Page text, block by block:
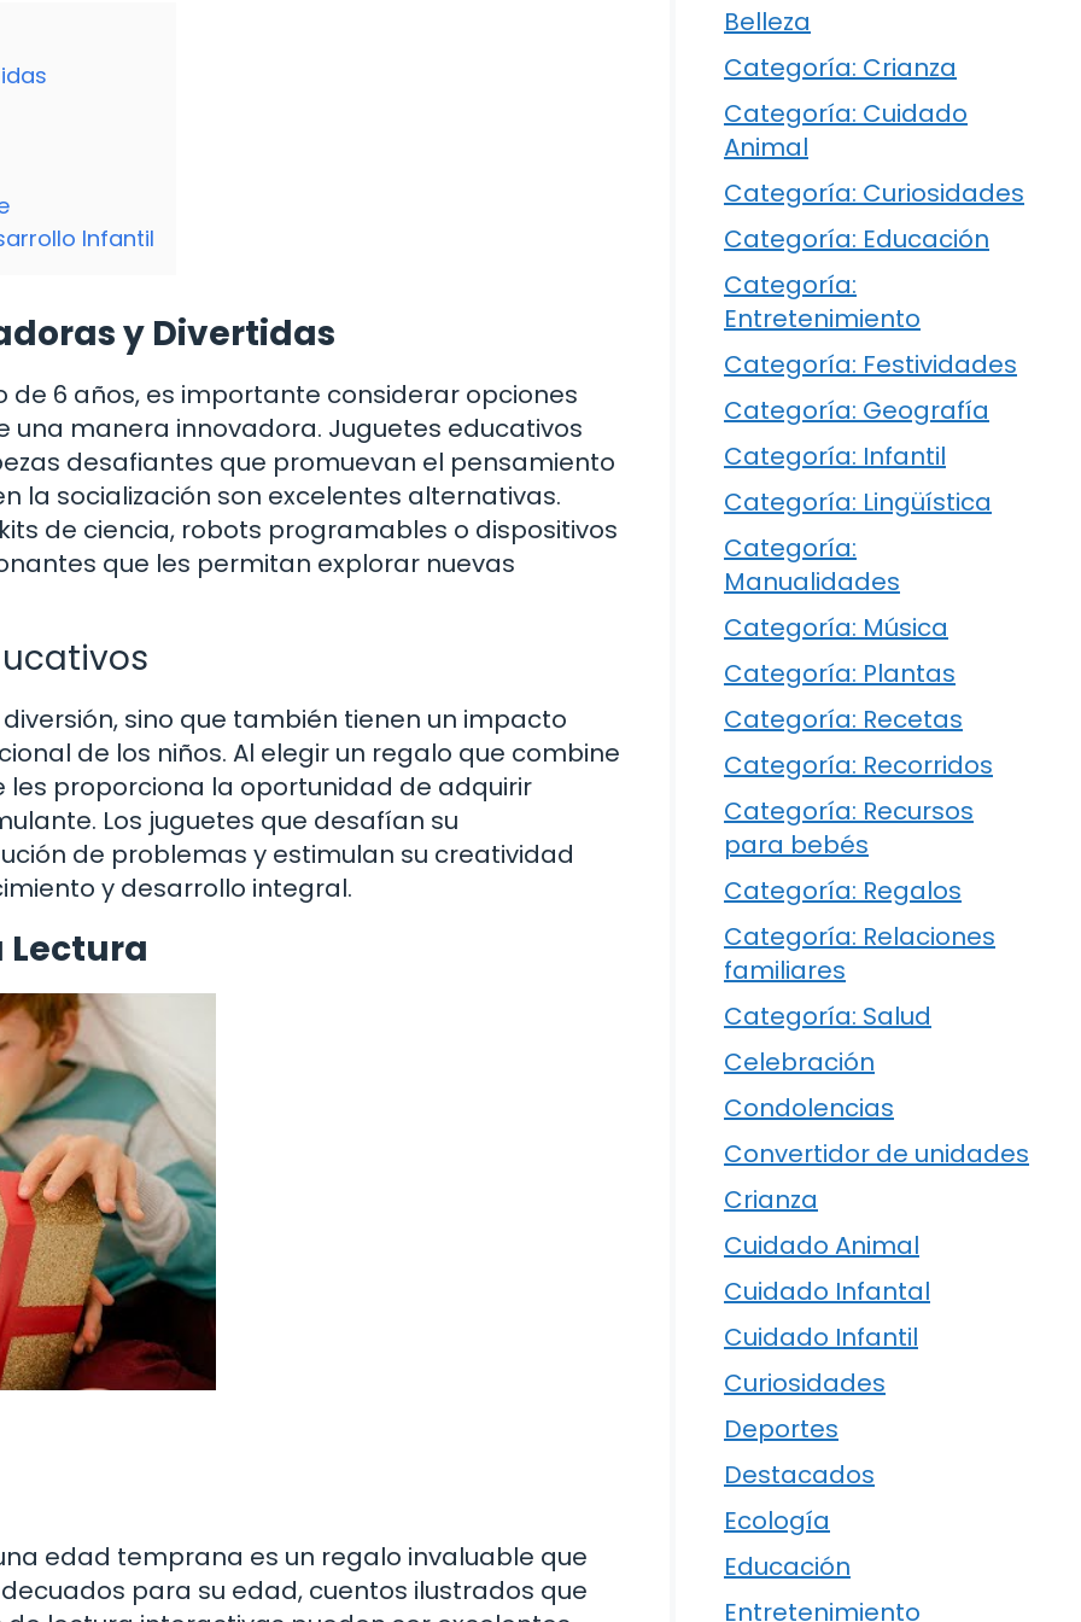
Infantil
y Divertidas
6 años, es importante considerar opciones
una manera innovadora. Juguetes educativos
desafiantes que promuevan el pensamiento
la socialización son excelentes alternativas.
de ciencia, robots programables o dispositivos
que les permitan explorar nuevas
sino que también tienen un impacto
de los niños. Al elegir un regalo que combine
proporciona la oportunidad de adquirir
Los juguetes que desafían su
de problemas y estimulan su creatividad
y desarrollo integral.
Lectura
edad temprana es un regalo invaluable que
para su edad, cuentos ilustrados que
Belleza
Categoría: Crianza
Categoría: Cuidado
Animal
Categoría: Curiosidades
Categoría: Educación
Categoría:
Entretenimiento
Categoría: Festividades
Categoría: Geografía
Categoría: Infantil
Categoría: Lingüística
Categoría:
Manualidades
Categoría: Música
Categoría: Plantas
Categoría: Recetas
Categoría: Recorridos
Categoría: Recursos
para bebés
Categoría: Regalos
Categoría: Relaciones
familiares
Categoría: Salud
Celebración
Condolencias
Convertidor de unidades
Crianza
Cuidado Animal
Cuidado Infantal
Cuidado Infantil
Curiosidades
Deportes
Destacados
Ecología
Educación
Entretenimiento